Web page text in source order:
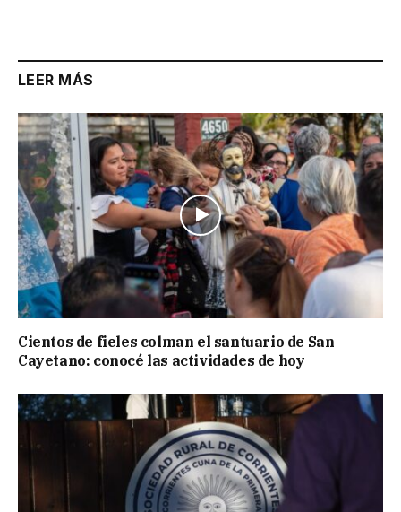
LEER MÁS
Cientos de fieles colman el santuario de San
Cayetano: conocé las actividades de hoy